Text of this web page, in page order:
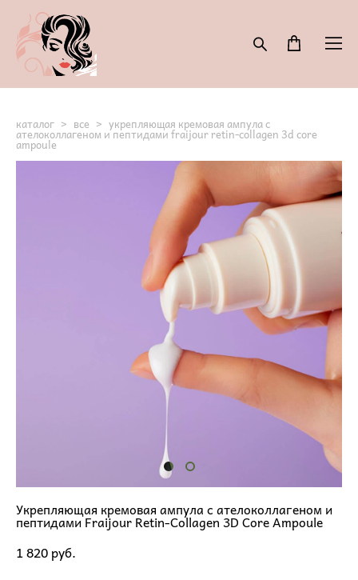
каталог > все > укрепляющая кремовая ампула с
ателоколлагеном и пептидами fraijour retin-collagen 3d core
ampoule
Укрепляющая кремовая ампула с ателоколлагеном и
пептидами Fraijour Retin-Collagen 3D Core Ampoule
1 820 pуб.